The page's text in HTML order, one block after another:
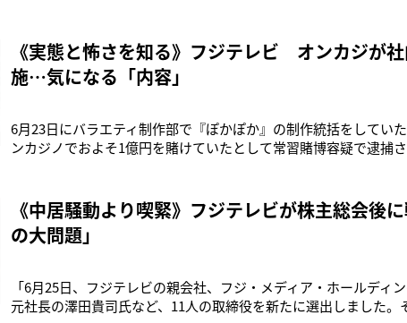
かぽか』の“生みの親”と目されており、番組名が決まる前から
さんの逮捕、山本賢太元アナウン
《実態と怖さを知る》フジテレビ オンカジが
施…気になる「内容」
6月23日にバラエティ制作部で『ぽかぽか』の制作統括をしてい
ンカジノでおよそ1億円を賭けていたとして常習賭博容疑で逮捕
賭けた疑いで書類送検されたのは記憶に新しい。「山本アナは鈴
に手を出しハマってしま
《中居騒動より喫緊》フジテレビが株主総会後
の大問題」
「6月25日、フジテレビの親会社、フジ・メディア・ホールディ
元社長の澤田貴司氏など、11人の取締役を新たに選出しました